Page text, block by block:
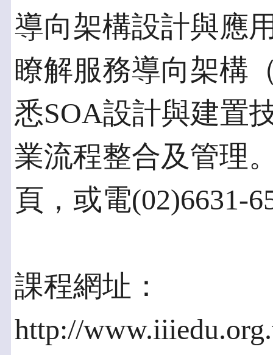
導向架構設計與應
瞭解服務導向架構
悉SOA設計與建置
業流程整合及管理
頁，或電(02)6631-
課程網址：
http://